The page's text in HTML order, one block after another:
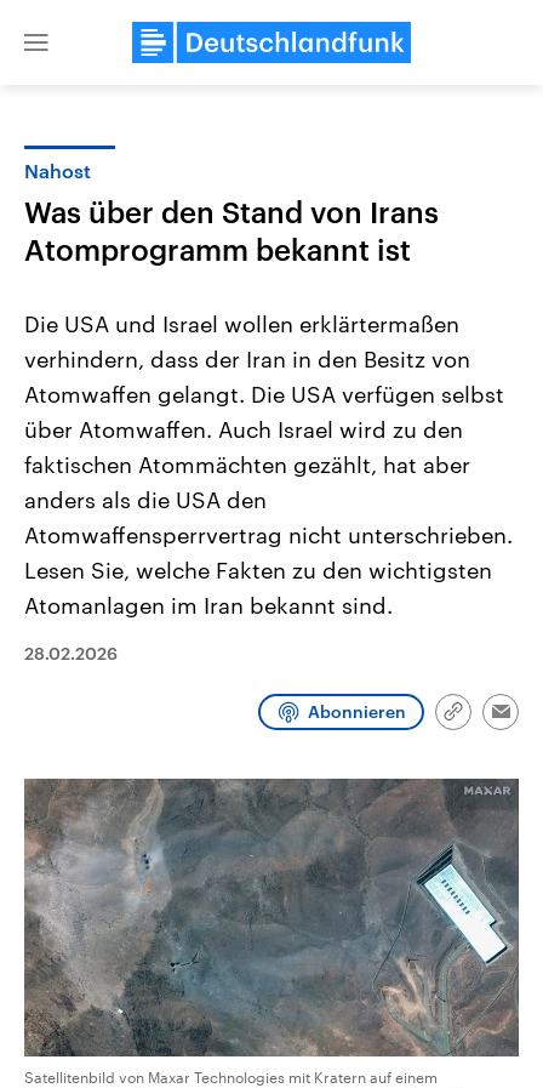
Close
Landtagswahl Sachsen-Anhalt
2026
Alle Informationen
September 2026 einen neuen
Bundesland von einer Koalition aus
CDU, SPD und FDP regiert.-
Umfragen, Prognosen,
Wahlprogramme, aktuelle Berichte
und Hintergründe zu den Parteien
Wahl.
USA
Aktuelle Beiträge,
Hintergründe
Wirtschaftlich und
mit großem Einfluss auf
aktuelle Weltgeschehen.
Sendungen Programm Podcasts
Nahost
Was über den Stand von Irans
Atomprogramm bekannt ist
Die USA und Israel wollen erklärtermaßen
verhindern, dass der Iran in den Besitz von
Atomwaffen gelangt. Die USA verfügen selbst
über Atomwaffen. Auch Israel wird zu den
faktischen Atommächten gezählt, hat aber
anders als die USA den
Atomwaffensperrvertrag nicht unterschrieben.
Lesen Sie, welche Fakten zu den wichtigsten
Atomanlagen im ⁠Iran bekannt sind.
28.02.2026
Abonnieren
Link
Satellitenbild von Maxar Technologies mit Kratern auf einem